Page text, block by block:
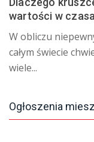
wartości w
W obliczu
całym świecie
wiele...
Ogłoszenia